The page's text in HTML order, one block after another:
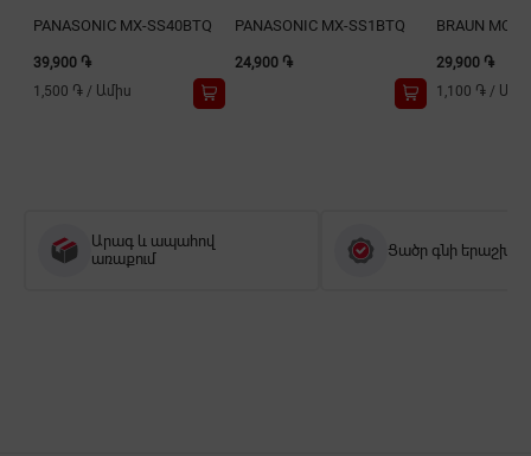
PANASONIC MX-SS40BTQ
39,900 ֏
1,500 ֏ / Ամիս
PANASONIC MX-SS1BTQ
24,900 ֏
BRAUN
29,900 ֏
1,100 ֏ /
Արագ և ապահով
առաքում
Ցածր գնի երաշխիք